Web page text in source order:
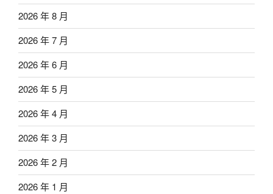
2026 年 8 月
2026 年 7 月
2026 年 6 月
2026 年 5 月
2026 年 4 月
2026 年 3 月
2026 年 2 月
2026 年 1 月